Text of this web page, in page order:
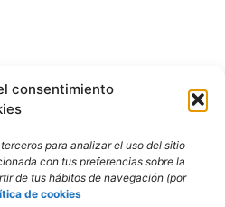
consentimiento
para analizar el uso del sitio
con tus preferencias sobre la
de tus hábitos de navegación (por
de cookies